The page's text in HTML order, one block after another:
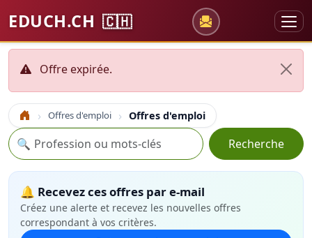
EDUCH.CH 🇨🇭
Offre expirée.
Accueil Offres d'emploi Offres d'emploi
Recherche
🔍 Recherche
🔔 Recevez ces offres par e-mail
Créez une alerte et recevez les nouvelles offres
correspondant à vos critères.